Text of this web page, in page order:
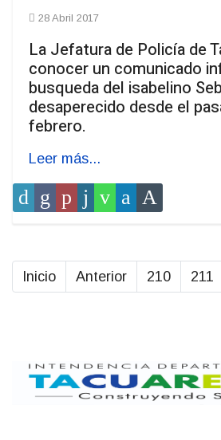
28 Abril 2017
La Jefatura de Policía de
conocer un comunicado
busqueda del isabelino
desaperecido desde el
febrero.
Leer más...
Inicio Anterior 210 211